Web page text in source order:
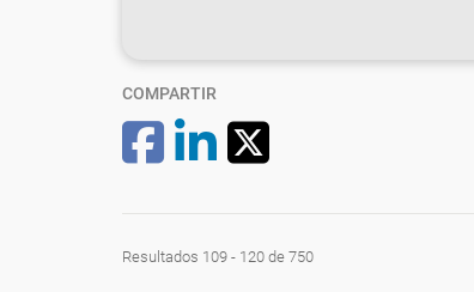
COMPARTIR
Resultados 109 - 120 de 750